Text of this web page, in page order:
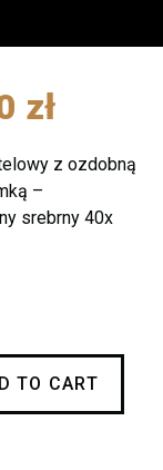
zł
z ozdobną
–
srebrny 40x
TO CART